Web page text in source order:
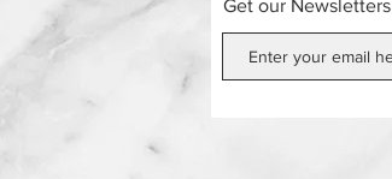
Get our Newsletters